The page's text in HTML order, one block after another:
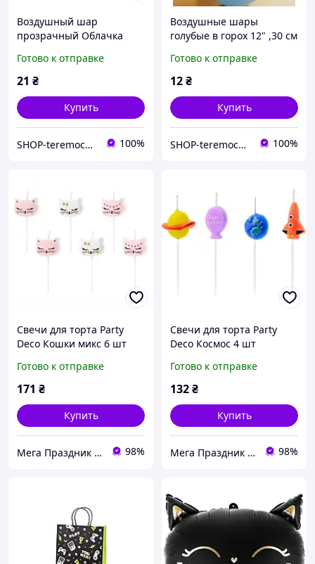
Воздушный шар
прозрачный Облачка
( поштучно ) ПОЛЬША
Готово к отправке
21 ₴
Купить
SHOP-teremochek Интернет магазин 100%
Воздушные шары
голубые в горох 12" ,30 см
поштучно
Готово к отправке
12₴
Купить
SHOP-teremochek Интернет магазин 100%
Свечи для торта Party
Deco Кошки микс 6 шт
Готово к отправке
171 ₴
Купить
Мега Праздник – магазин аксессуаров для праздника и все для оформления воздушными шарами ОПТ. 98%
Свечи для торта Party
Deco Космос 4 шт
Готово к отправке
132₴
Купить
Мега Праздник – магазин аксессуаров для праздника и все для оформления воздушными шарами ОПТ. 98%